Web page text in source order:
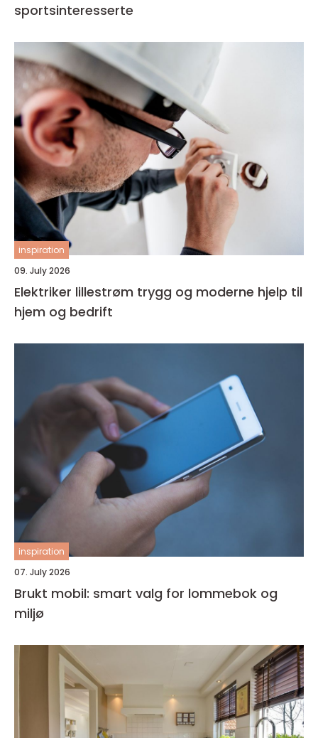
sportsinteresserte
inspiration
09. July 2026
Elektriker lillestrøm trygg og moderne hjelp til
hjem og bedrift
inspiration
07. July 2026
Brukt mobil: smart valg for lommebok og
miljø